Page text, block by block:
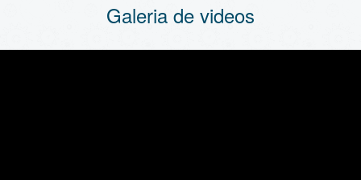
Galeria de videos